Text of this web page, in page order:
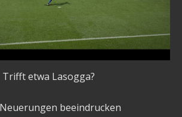
Trifft etwa Lasogga?
beeindrucken